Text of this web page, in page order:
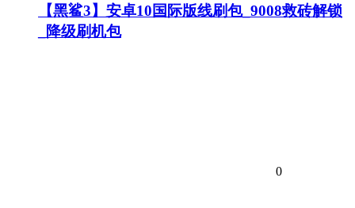
【黑鲨3】安卓10国际版线刷包_9008救砖解锁
_降级刷机包
0